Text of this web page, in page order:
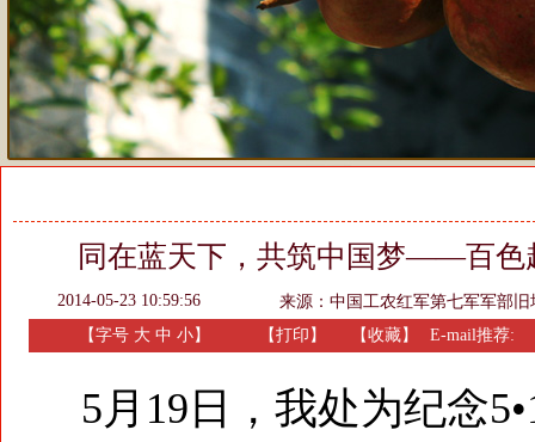
同在蓝天下，共筑中国梦——百色
2014-05-23 10:59:56 来源： 中国工农红军第七军军部旧
【字号 大 中 小】 【打印 】 【收藏】 E-mail推荐:
5月19日，我处为纪念